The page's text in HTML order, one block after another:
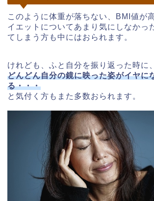
このように体重が落ちない、BMI値が
イエットについてあまり気にしなかっ
てしまう方も中にはおられます。
けれども、ふと自分を振り返った時に、
どんどん自分の鏡に映った姿がイヤに
る・・・
と気付く方もまた多数おられます。